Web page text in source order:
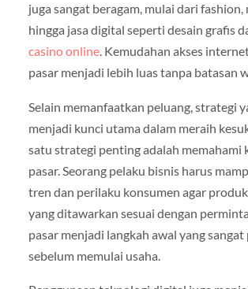
juga sangat beragam, mulai dari fashion,
hingga jasa digital seperti desain grafis
casino online. Kemudahan akses
pasar menjadi lebih luas tanpa batasan
Selain memanfaatkan peluang, strategi
menjadi kunci utama dalam meraih
satu strategi penting adalah memahami
pasar. Seorang pelaku bisnis harus
tren dan perilaku konsumen agar
yang ditawarkan sesuai dengan
pasar menjadi langkah awal yang
sebelum memulai usaha.